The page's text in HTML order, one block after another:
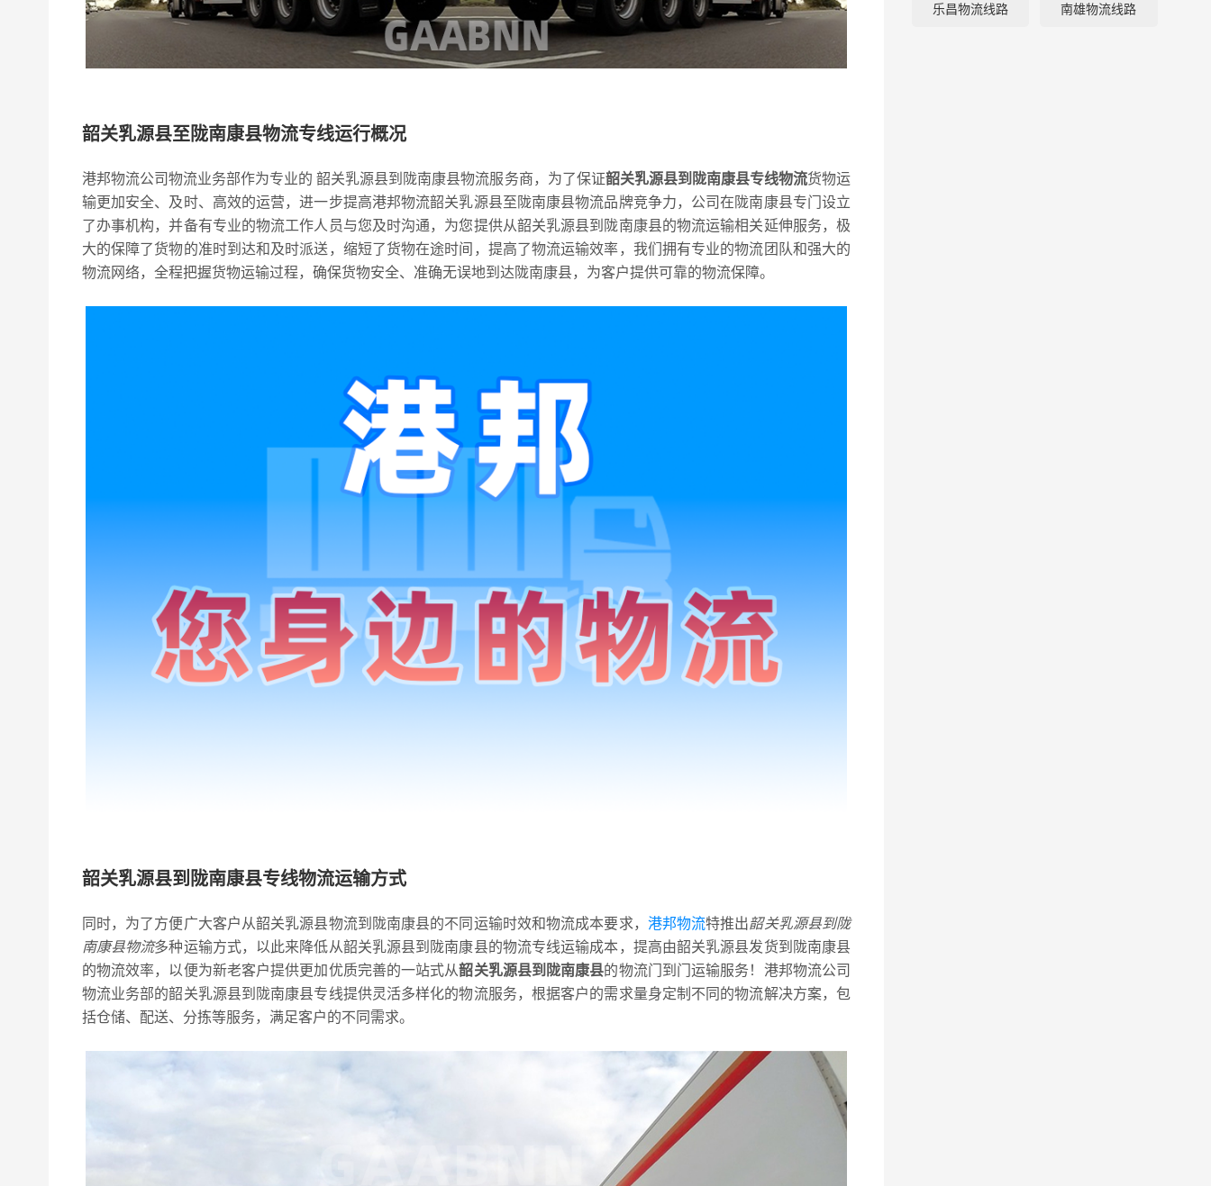
韶关乳源县至陇南康县物流专线运行概况
港邦物流公司物流业务部作为专业的 韶关乳源县到陇南康县物流服务商，为了保证韶关乳源县到陇南康县专线物流货物运
输更加安全、及时、高效的运营，进一步提高港邦物流韶关乳源县至陇南康县物流品牌竞争力，公司在陇南康县专门设立
了办事机构，并备有专业的物流工作人员与您及时沟通，为您提供从韶关乳源县到陇南康县的物流运输相关延伸服务，极
大的保障了货物的准时到达和及时派送，缩短了货物在途时间，提高了物流运输效率，我们拥有专业的物流团队和强大的
物流网络，全程把握货物运输过程，确保货物安全、准确无误地到达陇南康县，为客户提供可靠的物流保障。
韶关乳源县到陇南康县专线物流运输方式
同时，为了方便广大客户从韶关乳源县物流到陇南康县的不同运输时效和物流成本要求， 港邦物流特推出韶关乳源县到陇
南康县物流多种运输方式，以此来降低从韶关乳源县到陇南康县的物流专线运输成本，提高由韶关乳源县发货到陇南康县
的物流效率，以便为新老客户提供更加优质完善的一站式从韶关乳源县到陇南康县的物流门到门运输服务！港邦物流公司
物流业务部的韶关乳源县到陇南康县专线提供灵活多样化的物流服务，根据客户的需求量身定制不同的物流解决方案，包
括仓储、配送、分拣等服务，满足客户的不同需求。
乐昌物流线路 南雄物流线路